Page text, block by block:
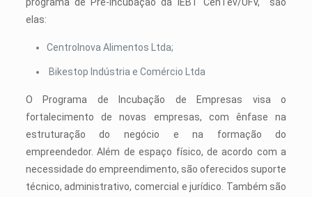
elas:
CentroInova Alimentos Ltda;
Bikestop Indústria e Comércio Ltda
O Programa de Incubação de Empresas visa o
fortalecimento de novas empresas, com ênfase na
estruturação do negócio e na formação do
empreendedor. Além de espaço físico, de acordo com a
necessidade do empreendimento, são oferecidos suporte
técnico, administrativo, comercial e jurídico. Também são